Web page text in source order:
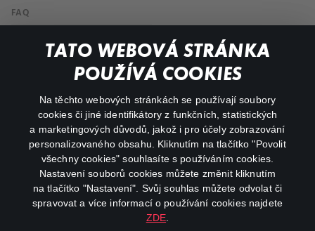
TATO WEBOVÁ STRÁNKA
POUŽÍVÁ COOKIES
Na těchto webových stránkách se používají soubory
cookies či jiné identifikátory z funkčních, statistických
a marketingových důvodů, jakož i pro účely zobrazování
personalizovaného obsahu. Kliknutím na tlačítko "Povolit
všechny cookies" souhlasíte s používáním cookies.
Nastavení souborů cookies můžete změnit kliknutím
na tlačítko "Nastavení". Svůj souhlas můžete odvolat či
spravovat a více informací o používání cookies najdete
ZDE
FAQ
Můj účet
Důležité odkazy
facebookinstagram
youtube